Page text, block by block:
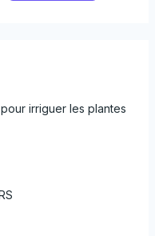
irriguer les plantes